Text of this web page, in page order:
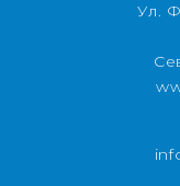
Ул.